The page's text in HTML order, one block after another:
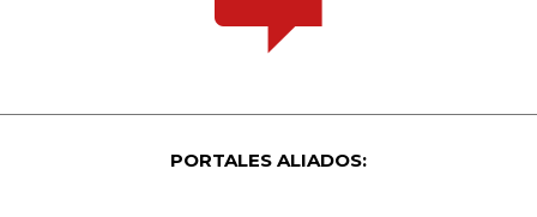
PORTALES ALIADOS: